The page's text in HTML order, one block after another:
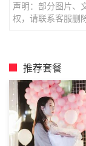
二、五一如何求
声明：部分图片、
权，请联系客服删
推荐套餐